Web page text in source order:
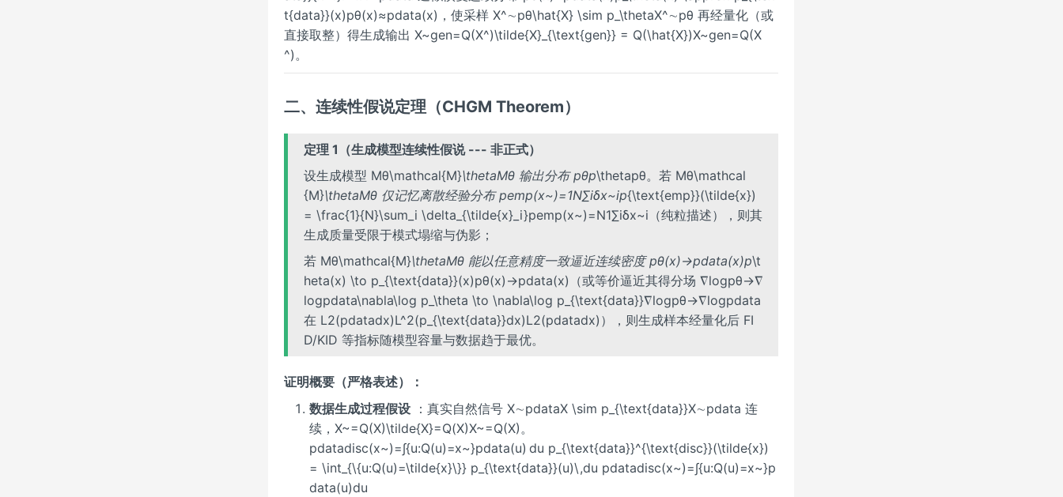
t{data}}(x)pθ(x)≈pdata(x)，使采样 X^∼pθ\hat{X} \sim p_\thetaX^∼pθ 再经量化（或
直接取整）得生成输出 X~gen=Q(X^)\tilde{X}_{\text{gen}} = Q(\hat{X})X~gen=Q(X
^)。
二、连续性假说定理（CHGM Theorem）
定理 1（生成模型连续性假说 --- 非正式）
设生成模型 Mθ\mathcal{M}\thetaMθ 输出分布 pθp\thetapθ。若 Mθ\mathcal
{M}\thetaMθ 仅记忆离散经验分布 pemp(x~)=1N∑iδx~ip{\text{emp}}(\tilde{x})
= \frac{1}{N}\sum_i \delta_{\tilde{x}_i}pemp(x~)=N1∑iδx~i（纯粒描述），则其
生成质量受限于模式塌缩与伪影；
若 Mθ\mathcal{M}\thetaMθ 能以任意精度一致逼近连续密度 pθ(x)→pdata(x)p\t
heta(x) \to p_{\text{data}}(x)pθ(x)→pdata(x)（或等价逼近其得分场 ∇log⁡pθ→∇
log⁡pdata\nabla\log p_\theta \to \nabla\log p_{\text{data}}∇logpθ→∇logpdata
在 L2(pdatadx)L^2(p_{\text{data}}dx)L2(pdatadx)），则生成样本经量化后 FI
D/KID 等指标随模型容量与数据趋于最优。
证明概要（严格表述）：
数据生成过程假设 ：真实自然信号 X∼pdataX \sim p_{\text{data}}X∼pdata 连
续，X~=Q(X)\tilde{X}=Q(X)X~=Q(X)。
pdatadisc(x~)=∫{u:Q(u)=x~}pdata(u) du p_{\text{data}}^{\text{disc}}(\tilde{x})
= \int_{\{u:Q(u)=\tilde{x}\}} p_{\text{data}}(u)\,du pdatadisc(x~)=∫{u:Q(u)=x~}p
data(u)du